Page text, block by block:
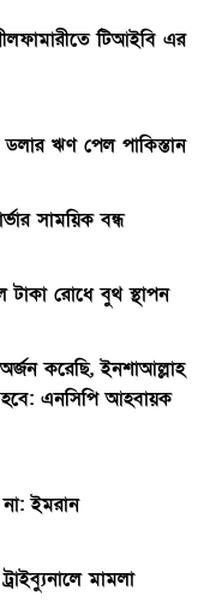
টিআইবি এর
ঋণ পেল পাকিস্তান
সাময়িক বন্ধ
টাকা রোধে বুথ স্থাপন
করেছি, ইনশাআল্লাহ
এনসিপি আহবায়ক
ইমরান
মামলা